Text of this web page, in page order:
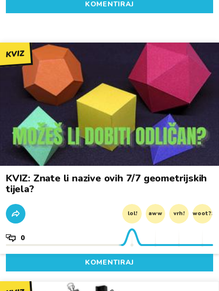
KOMENTIRAJ
KVIZ
KVIZ: Znate li nazive ovih 7/7 geometrijskih
tijela?
lol! aww vrh! woot?!
0
KOMENTIRAJ